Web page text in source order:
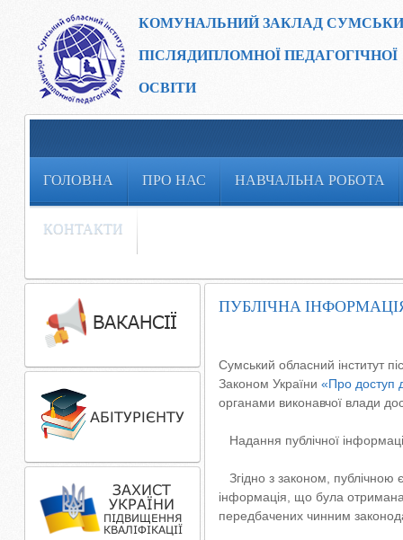
КОМУНАЛЬНИЙ ЗАКЛАД
ПІСЛЯДИПЛОМНОЇ ПЕДАГОГІЧНОЇ
ОСВІТИ
ГОЛОВНА ПРО НАС НАВЧАЛЬНА РОБОТА
КОНТАКТИ
ПУБЛІЧНА
Сумський обласний інститут
Законом України «Про доступ
органами виконавчої влади
Надання публічної
Згідно з законом, публічною
інформація, що була отримана
передбачених чинним